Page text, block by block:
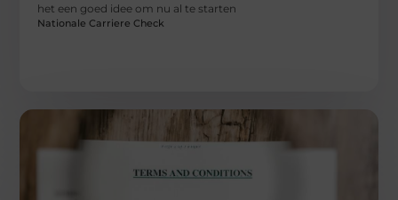
het een goed idee om nu al te starten
Nationale Carriere Check